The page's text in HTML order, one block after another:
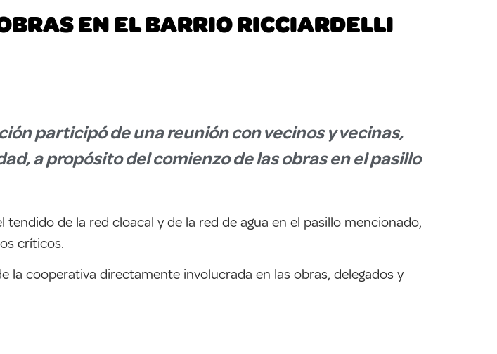
EN EL BARRIO RICCIARDELLI
participó de una reunión con vecinos y vecinas,
a propósito del comienzo de las obras en el pasillo
de la red cloacal y de la red de agua en el pasillo mencionado,
críticos.
cooperativa directamente involucrada en las obras, delegados y